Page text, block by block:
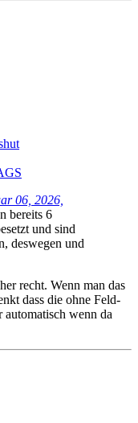
06, 2026,
bereits 6
und sind
deswegen und
recht. Wenn man das
dass die ohne Feld-
automatisch wenn da